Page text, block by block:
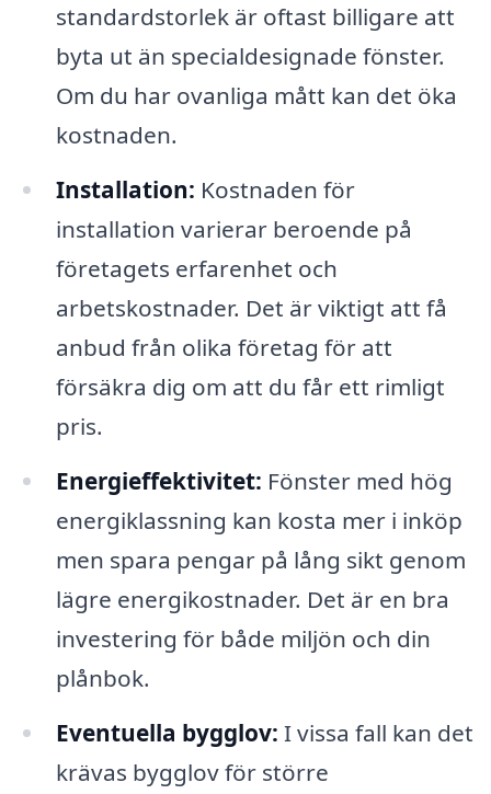
standardstorlek är oftast billigare att
byta ut än specialdesignade fönster.
Om du har ovanliga mått kan det öka
kostnaden.
Installation: Kostnaden för
installation varierar beroende på
företagets erfarenhet och
arbetskostnader. Det är viktigt att få
anbud från olika företag för att
försäkra dig om att du får ett rimligt
pris.
Energi­effektivitet: Fönster med hög
energiklassning kan kosta mer i inköp
men spara pengar på lång sikt genom
lägre energikostnader. Det är en bra
investering för både miljön och din
plånbok.
Eventuella bygglov: I vissa fall kan det
krävas bygglov för större